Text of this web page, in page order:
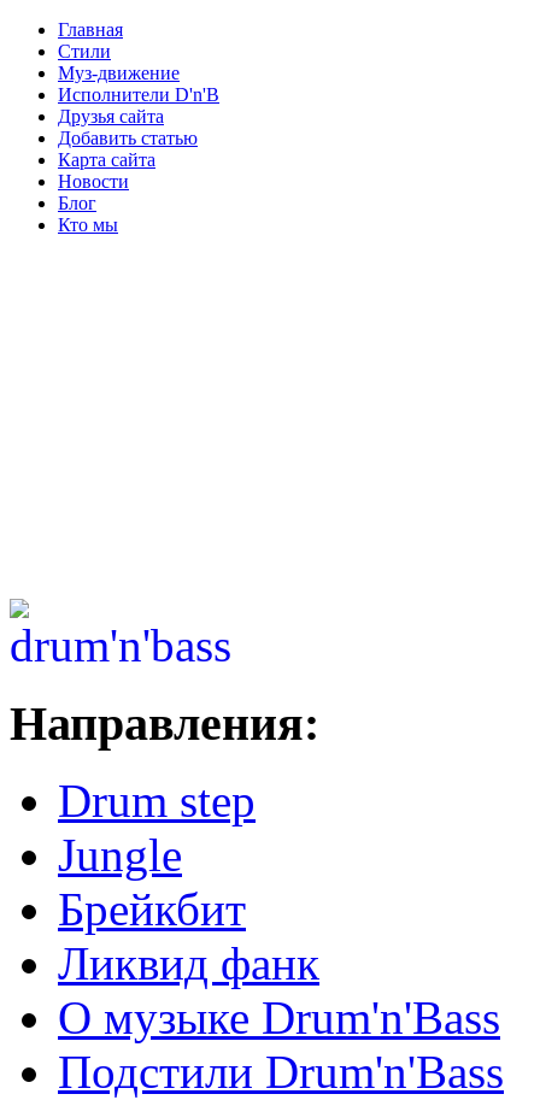
Главная
Стили
Муз-движение
Исполнители D'n'B
Друзья сайта
Добавить статью
Карта сайта
Новости
Блог
Кто мы
Направления:
Drum step
Jungle
Брейкбит
Ликвид фанк
О музыке Drum'n'Bass
Подстили Drum'n'Bass